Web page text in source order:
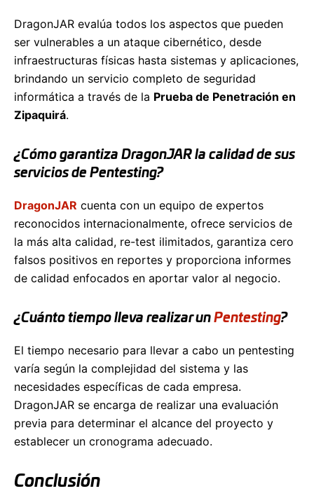
DragonJAR evalúa todos los aspectos que pueden
ser vulnerables a un ataque cibernético, desde
infraestructuras físicas hasta sistemas y aplicaciones,
brindando un servicio completo de seguridad
informática a través de la Prueba de Penetración en
Zipaquirá.
¿Cómo garantiza DragonJAR la calidad de sus
servicios de Pentesting?
DragonJAR cuenta con un equipo de expertos
reconocidos internacionalmente, ofrece servicios de
la más alta calidad, re-test ilimitados, garantiza cero
falsos positivos en reportes y proporciona informes
de calidad enfocados en aportar valor al negocio.
¿Cuánto tiempo lleva realizar un Pentesting?
El tiempo necesario para llevar a cabo un pentesting
varía según la complejidad del sistema y las
necesidades específicas de cada empresa.
DragonJAR se encarga de realizar una evaluación
previa para determinar el alcance del proyecto y
establecer un cronograma adecuado.
Conclusión